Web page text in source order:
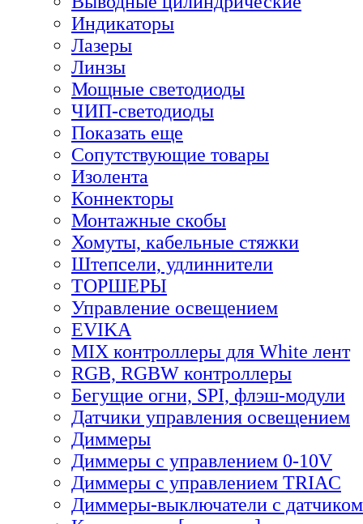
Индикаторы
Лазеры
Линзы
Мощные светодиоды
ЧИП-светодиоды
Показать еще
Сопутствующие товары
Изолента
Коннекторы
Монтажные скобы
Хомуты, кабельные стяжки
Штепсели, удлиннители
ТОРШЕРЫ
Управление освещением
EVIKA
MIX контроллеры для White лент
RGB, RGBW контроллеры
Бегущие огни, SPI, флэш-модули
Датчики управления освещением
Диммеры
Диммеры с управлением 0-10V
Диммеры с управлением TRIAC
Диммеры-выключатели с датчиком